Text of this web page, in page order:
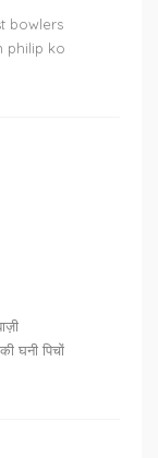
bowlers
philip ko
घनी पिचों